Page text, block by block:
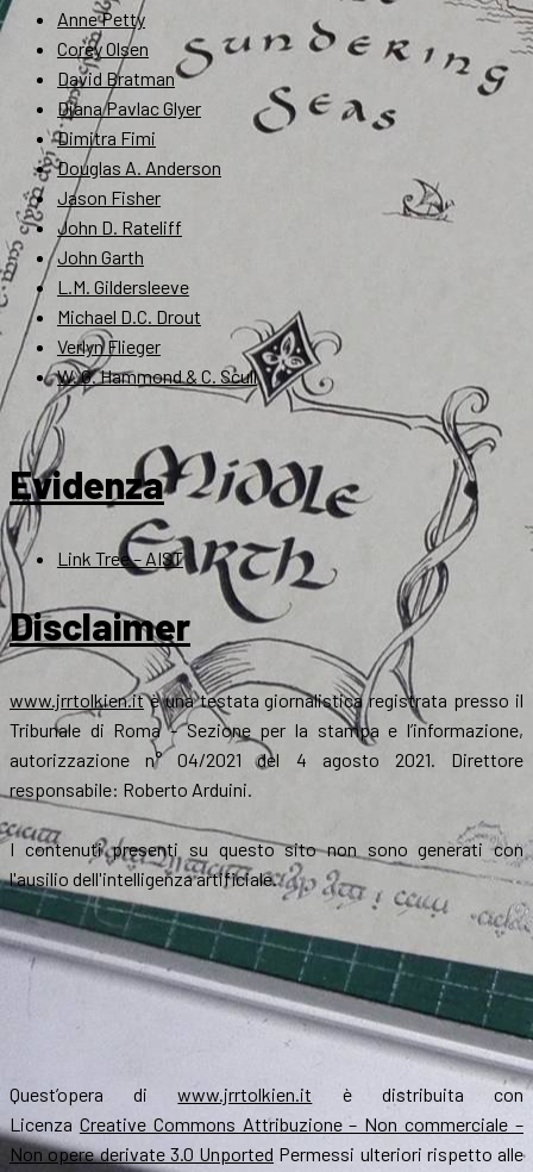
Anne Petty
Corey Olsen
David Bratman
Diana Pavlac Glyer
Dimitra Fimi
Douglas A. Anderson
Jason Fisher
John D. Rateliff
John Garth
L.M. Gildersleeve
Michael D.C. Drout
Verlyn Flieger
W. G. Hammond & C. Scull
Evidenza
Link Tree – AIST
Disclaimer
www.jrrtolkien.itè una testata giornalistica registrata presso il
Tribunale di Roma - Sezione per la stampa e l’informazione,
autorizzazione n° 04/2021 del 4 agosto 2021. Direttore
responsabile: Roberto Arduini.
I contenuti presenti su questo sito non sono generati con
l'ausilio dell'intelligenza artificiale.
Quest’opera diwww.jrrtolkien.it è distribuita con
Licenza Creative Commons Attribuzione – Non commerciale –
Non opere derivate 3.0 Unported Permessi ulteriori rispetto alle